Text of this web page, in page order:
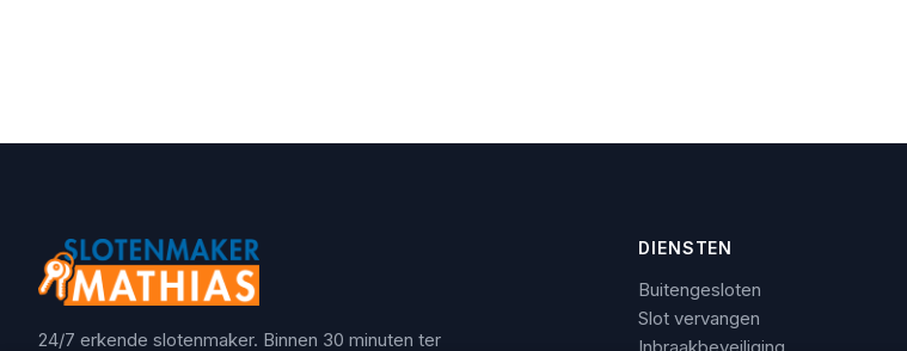
24/7 erkende slotenmaker. Binnen 30 minuten ter
DIENSTEN
Buitengesloten
Slot vervangen